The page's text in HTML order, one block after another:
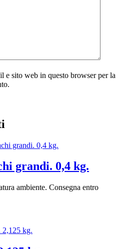
e sito web in questo browser per la
grandi. 0,4 kg.
ambiente. Consegna entro